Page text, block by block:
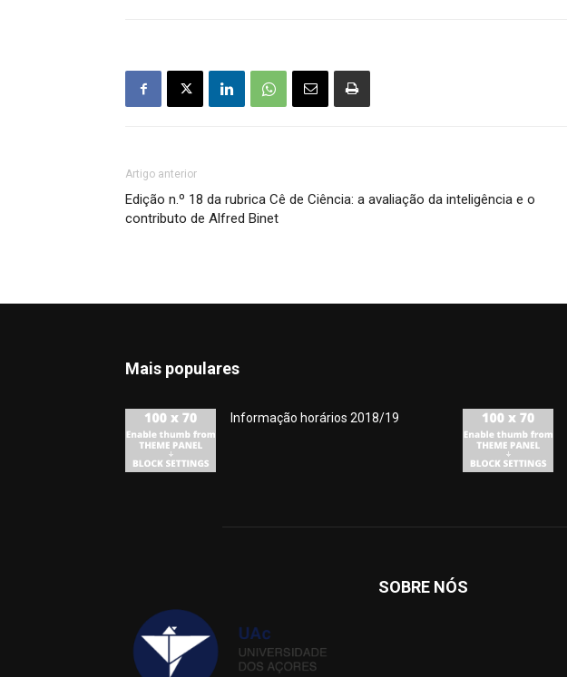
Artigo anterior
Edição n.º 18 da rubrica Cê de Ciência: a avaliação da inteligência e o
contributo de Alfred Binet
Mais populares
Informação horários 2018/19
SOBRE NÓS